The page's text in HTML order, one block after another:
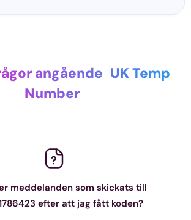
angående UK Temp
Number
meddelanden som skickats till
efter att jag fått koden?